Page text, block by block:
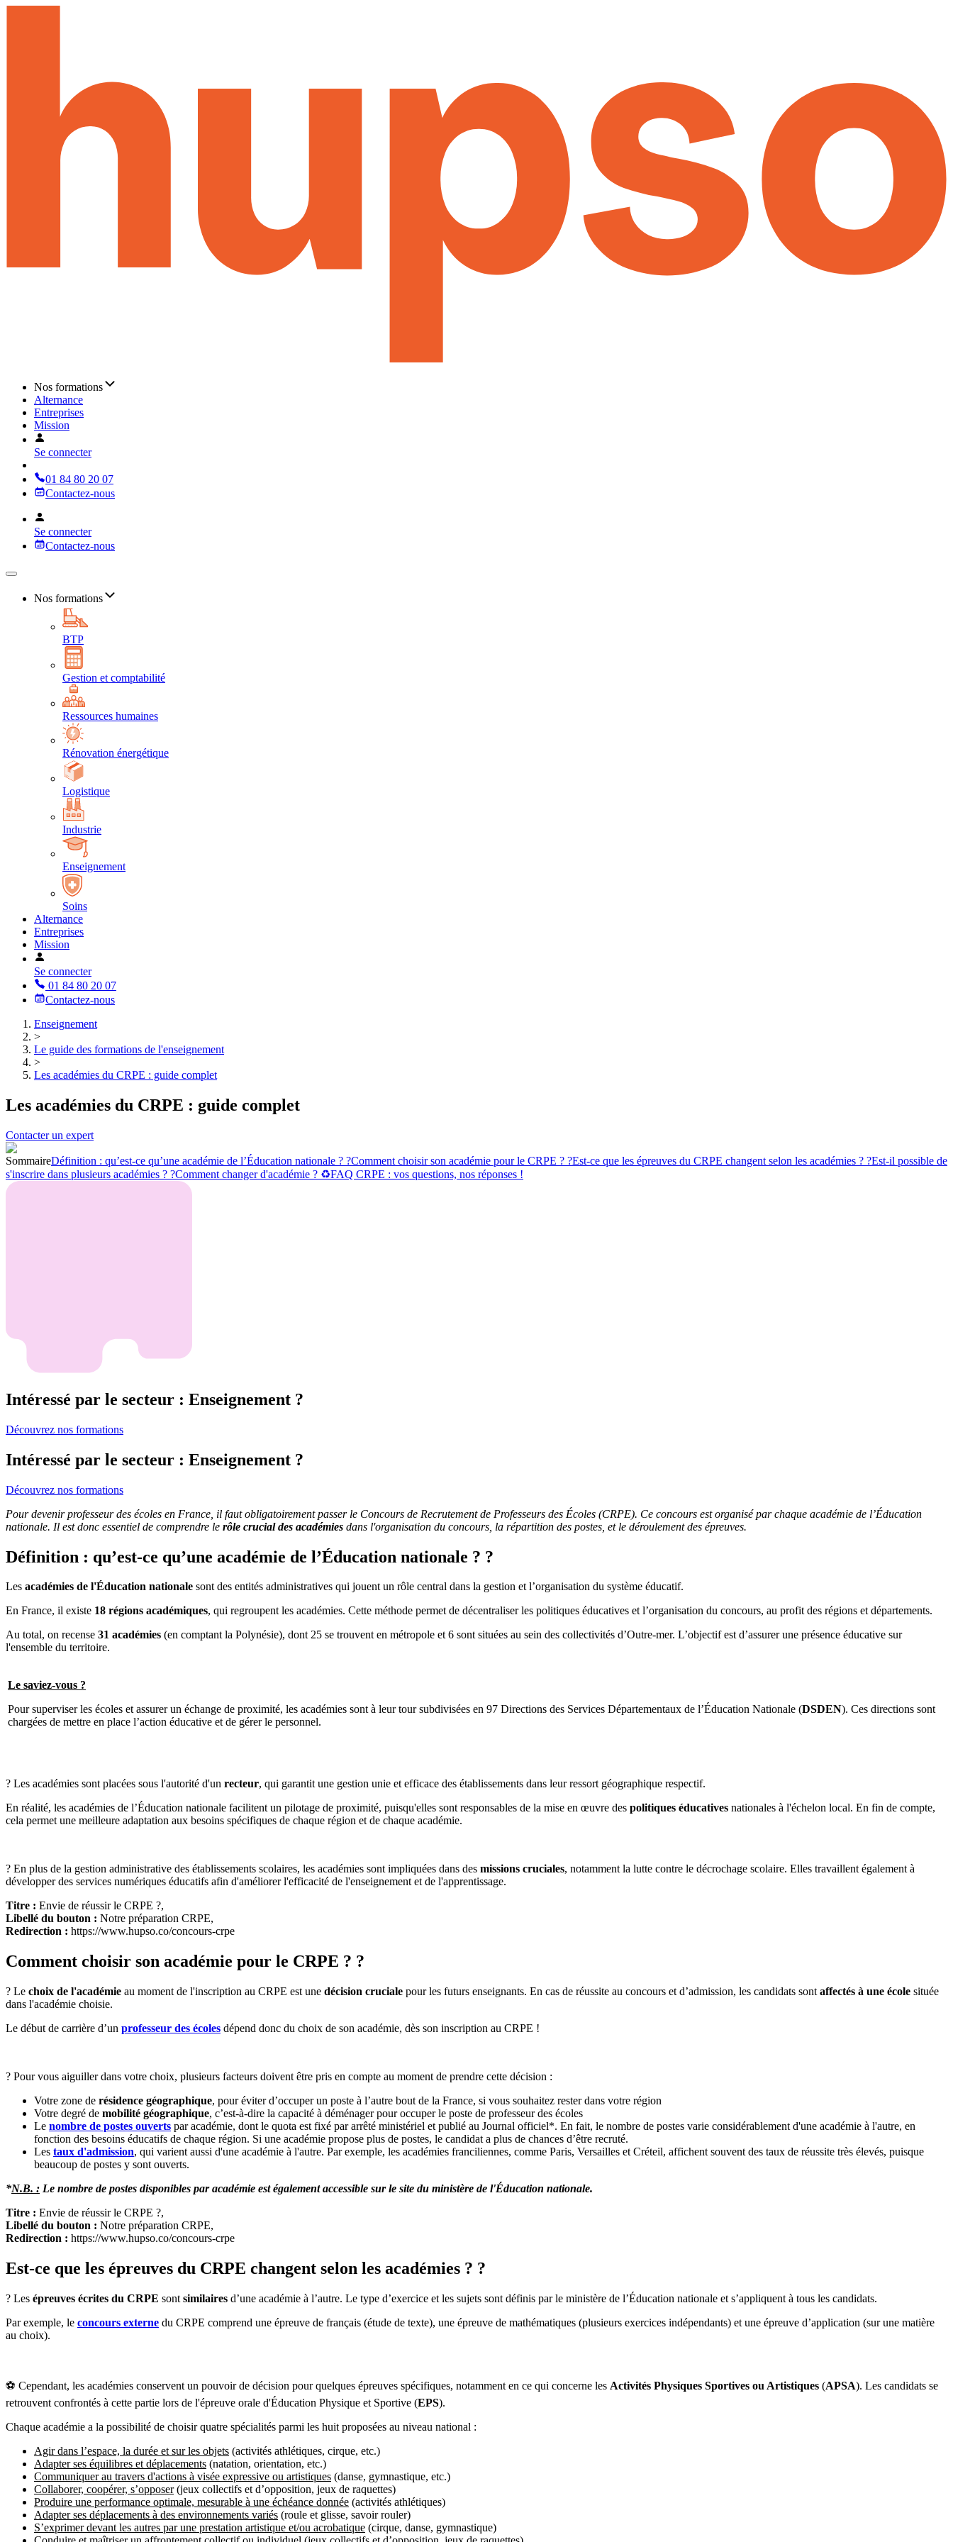
Nos formations
Alternance
Entreprises
Mission
Se connecter
01 84 80 20 07
Contactez-nous
Se connecter
Contactez-nous
Nos formations
BTP
Gestion et comptabilité
Ressources humaines
Rénovation énergétique
Logistique
Industrie
Enseignement
Soins
Alternance
Entreprises
Mission
Se connecter
01 84 80 20 07
Contactez-nous
Enseignement
>
Le guide des formations de l'enseignement
>
Les académies du CRPE : guide complet
Les académies du CRPE : guide complet
Contacter un expert
SommaireDéfinition : qu’est-ce qu’une académie de l’Éducation nationale ? ?Comment choisir son académie pour le CRPE ? ?Est-ce que les épreuves du CRPE changent selon les académies ? ?Est-il possible de
s'inscrire dans plusieurs académies ? ?Comment changer d'académie ? ♻️FAQ CRPE : vos questions, nos réponses !
Intéressé par le secteur : Enseignement ?
Découvrez nos formations
Intéressé par le secteur : Enseignement ?
Découvrez nos formations
Pour devenir professeur des écoles en France, il faut obligatoirement passer le Concours de Recrutement de Professeurs des Écoles (CRPE). Ce concours est organisé par chaque académie de l’Éducation
nationale. Il est donc essentiel de comprendre le rôle crucial des académies dans l'organisation du concours, la répartition des postes, et le déroulement des épreuves.
Définition : qu’est-ce qu’une académie de l’Éducation nationale ? ?
Les académies de l'Éducation nationale sont des entités administratives qui jouent un rôle central dans la gestion et l’organisation du système éducatif.
En France, il existe 18 régions académiques, qui regroupent les académies. Cette méthode permet de décentraliser les politiques éducatives et l’organisation du concours, au profit des régions et départements.
Au total, on recense 31 académies (en comptant la Polynésie), dont 25 se trouvent en métropole et 6 sont situées au sein des collectivités d’Outre-mer. L’objectif est d’assurer une présence éducative sur
l'ensemble du territoire.
Le saviez-vous ?
Pour superviser les écoles et assurer un échange de proximité, les académies sont à leur tour subdivisées en 97 Directions des Services Départementaux de l’Éducation Nationale (DSDEN). Ces directions sont
chargées de mettre en place l’action éducative et de gérer le personnel.
? Les académies sont placées sous l'autorité d'un recteur, qui garantit une gestion unie et efficace des établissements dans leur ressort géographique respectif.
En réalité, les académies de l’Éducation nationale facilitent un pilotage de proximité, puisqu'elles sont responsables de la mise en œuvre des politiques éducatives nationales à l'échelon local. En fin de compte,
cela permet une meilleure adaptation aux besoins spécifiques de chaque région et de chaque académie.
? En plus de la gestion administrative des établissements scolaires, les académies sont impliquées dans des missions cruciales, notamment la lutte contre le décrochage scolaire. Elles travaillent également à
développer des services numériques éducatifs afin d'améliorer l'efficacité de l'enseignement et de l'apprentissage.
Titre : Envie de réussir le CRPE ?,
Libellé du bouton : Notre préparation CRPE,
Redirection : https://www.hupso.co/concours-crpe
Comment choisir son académie pour le CRPE ? ?
? Le choix de l'académie au moment de l'inscription au CRPE est une décision cruciale pour les futurs enseignants. En cas de réussite au concours et d’admission, les candidats sont affectés à une école située
dans l'académie choisie.
Le début de carrière d’un professeur des écoles dépend donc du choix de son académie, dès son inscription au CRPE !
? Pour vous aiguiller dans votre choix, plusieurs facteurs doivent être pris en compte au moment de prendre cette décision :
Votre zone de résidence géographique, pour éviter d’occuper un poste à l’autre bout de la France, si vous souhaitez rester dans votre région
Votre degré de mobilité géographique, c’est-à-dire la capacité à déménager pour occuper le poste de professeur des écoles
Le nombre de postes ouverts par académie, dont le quota est fixé par arrêté ministériel et publié au Journal officiel*. En fait, le nombre de postes varie considérablement d'une académie à l'autre, en
fonction des besoins éducatifs de chaque région. Si une académie propose plus de postes, le candidat a plus de chances d’être recruté.
Les taux d'admission, qui varient aussi d'une académie à l'autre. Par exemple, les académies franciliennes, comme Paris, Versailles et Créteil, affichent souvent des taux de réussite très élevés, puisque
beaucoup de postes y sont ouverts.
*N.B. : Le nombre de postes disponibles par académie est également accessible sur le site du ministère de l'Éducation nationale.
Titre : Envie de réussir le CRPE ?,
Libellé du bouton : Notre préparation CRPE,
Redirection : https://www.hupso.co/concours-crpe
Est-ce que les épreuves du CRPE changent selon les académies ? ?
?️ Les épreuves écrites du CRPE sont similaires d’une académie à l’autre. Le type d’exercice et les sujets sont définis par le ministère de l’Éducation nationale et s’appliquent à tous les candidats.
Par exemple, le concours externe du CRPE comprend une épreuve de français (étude de texte), une épreuve de mathématiques (plusieurs exercices indépendants) et une épreuve d’application (sur une matière
au choix).
⚽ Cependant, les académies conservent un pouvoir de décision pour quelques épreuves spécifiques, notamment en ce qui concerne les Activités Physiques Sportives ou Artistiques (APSA). Les candidats se
retrouvent confrontés à cette partie lors de l'épreuve orale d'Éducation Physique et Sportive (EPS).
Chaque académie a la possibilité de choisir quatre spécialités parmi les huit proposées au niveau national :
Agir dans l’espace, la durée et sur les objets (activités athlétiques, cirque, etc.)
Adapter ses équilibres et déplacements (natation, orientation, etc.)
Communiquer au travers d'actions à visée expressive ou artistiques (danse, gymnastique, etc.)
Collaborer, coopérer, s’opposer(jeux collectifs et d’opposition, jeux de raquettes)
Produire une performance optimale, mesurable à une échéance donnée (activités athlétiques)
Adapter ses déplacements à des environnements variés (roule et glisse, savoir rouler)
S’exprimer devant les autres par une prestation artistique et/ou acrobatique (cirque, danse, gymnastique)